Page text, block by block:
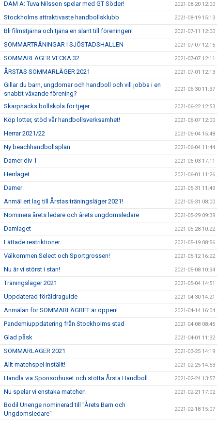
DAM A: Tuva Nilsson spelar med GT Söder! 2021-08-20 12:00
Stockholms attraktivaste handbollsklubb 2021-08-19 15:13
Bli filmstjärna och tjäna en slant till föreningen! 2021-07-11 12:00
SOMMARTRÄNINGAR I SJÖSTADSHALLEN 2021-07-07 12:15
SOMMARLÄGER VECKA 32 2021-07-07 12:11
ÅRSTAS SOMMARLÄGER 2021 2021-07-01 12:13
Gillar du barn, ungdomar och handboll och vill jobba i en
snabbt växande förening?
2021-06-30 11:37
Skarpnäcks bollskola för tjejer 2021-06-22 12:53
Köp lotter, stöd vår handbollsverksamhet! 2021-06-07 12:00
Herrar 2021/22 2021-06-04 15:48
Ny beachhandbollsplan 2021-06-04 11:44
Damer div 1 2021-06-03 17:11
Herrlaget 2021-06-01 11:26
Damer 2021-05-31 11:49
Anmäl ert lag till Årstas träningsläger 2021! 2021-05-31 08:00
Nominera årets ledare och årets ungdomsledare 2021-05-29 09:39
Damlaget 2021-05-28 10:22
Lättade restriktioner 2021-05-19 08:56
Välkommen Select och Sportgrossen! 2021-05-12 16:22
Nu är vi störst i stan! 2021-05-08 10:34
Träningsläger 2021 2021-05-04 14:51
Uppdaterad föräldraguide 2021-04-30 14:21
Anmälan för SOMMARLÄGRET är öppen! 2021-04-14 16:04
Pandemiuppdatering från Stockholms stad 2021-04-08 08:45
Glad påsk 2021-04-01 11:32
SOMMARLÄGER 2021 2021-03-25 14:19
Allt matchspel inställt! 2021-02-25 14:53
Handla via Sponsorhuset och stötta Årsta Handboll 2021-02-24 13:57
Nu spelar vi enstaka matcher! 2021-02-21 17:02
Bodil Unenge nominerad till "Årets Barn och
Ungdomsledare"
2021-02-18 15:07